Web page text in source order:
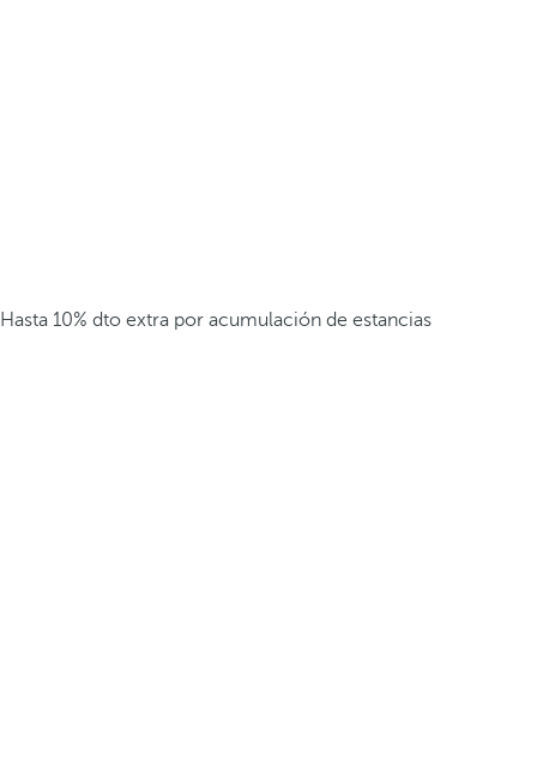
Hasta 10% dto extra por acumulación de estancias